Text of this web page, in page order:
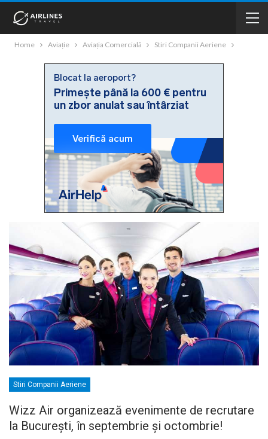
Home Aviație Aviația Comercială Stiri Companii Aeriene
Stiri Companii Aeriene
Wizz Air organizează evenimente de recrutare
la București, în septembrie și octombrie!